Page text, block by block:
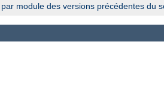
module des versions précédentes du